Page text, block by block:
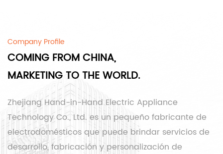
Company Profile
COMING FROM CHINA,
MARKETING TO THE WORLD.
Zhejiang Hand-in-Hand Electric Appliance
Technology Co., Ltd. es un pequeño fabricante de
electrodomésticos que puede brindar servicios de
desarrollo, fabricación y personalización de